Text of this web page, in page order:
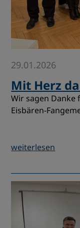
29.01.2026
Mit Herz
Wir sagen
Eisbären-
weiterlesen